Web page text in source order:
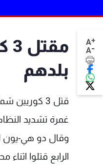
A+
A-
بلدهم
قتل 3
غمرة تشديد
وقال دو هي-يون
الرابع قتلوا